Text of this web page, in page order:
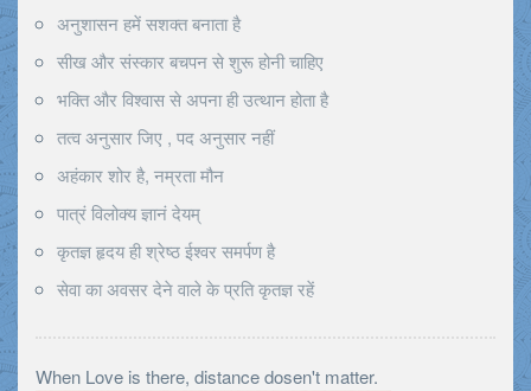
अनुशासन हमें सशक्त बनाता है
सीख और संस्कार बचपन से शुरू होनी चाहिए
भक्ति और विश्वास से अपना ही उत्थान होता है
तत्व अनुसार जिए , पद अनुसार नहीं
अहंकार शोर है, नम्रता मौन
पात्रं विलोक्य ज्ञानं देयम्
कृतज्ञ हृदय ही श्रेष्ठ ईश्वर समर्पण है
सेवा का अवसर देने वाले के प्रति कृतज्ञ रहें
When Love is there, distance dosen't matter.